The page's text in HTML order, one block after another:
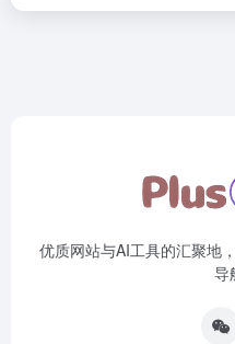
优质网站与AI工具的汇聚地
导